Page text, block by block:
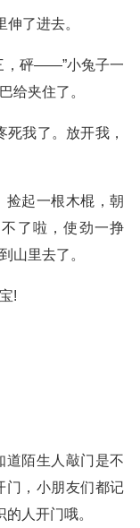
了进去。
，砰——”小兔子一
给夹住了。
我了。放开我，
捡起一根木棍，朝
了啦，使劲一挣
山里去了。
!
道陌生人敲门是不
门，小朋友们都记
人开门哦。